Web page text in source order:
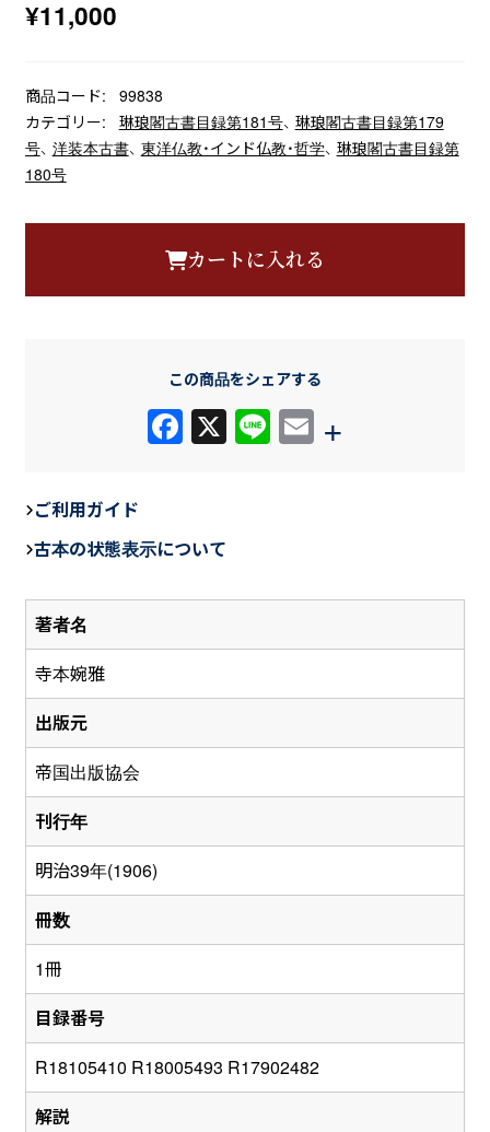
¥11,000
商品コード:
99838
カテゴリー:
琳琅閣古書目録第181号、 琳琅閣古書目録第179
号、 洋装本古書、 東洋仏教・インド仏教・哲学、 琳琅閣古書目録第
180号
著者名
寺本婉雅
出版元
帝国出版協会
刊行年
明治39年(1906)
冊数
1冊
目録番号
R18105410 R18005493 R17902482
解説
カートに入れる
この商品をシェアする
F
e
b
o
o
X Li E
+
ご利用ガイド
古本の状態表示について